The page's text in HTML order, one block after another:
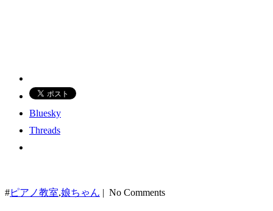
Bluesky
Threads
#ピアノ教室,娘ちゃん | No Comments